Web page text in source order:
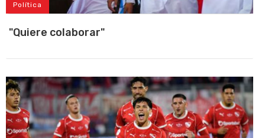
Política
"Quiere colaborar"